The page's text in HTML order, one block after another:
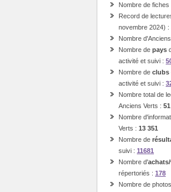
Nombre de fiches
Record de
novembre 2024) :
Nombre
Nombre de pays
activité et suivi :
Nombre de clubs
activité et suivi :
Nombre total de
Anciens Verts :
Nombre
Verts : 13 351
Nombre de
suivi : 11681
Nombre d'
répertoriés : 178
Nombre de